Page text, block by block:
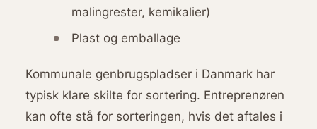
malingrester, kemikalier)
Plast og emballage
Kommunale genbrugspladser i Danmark har
typisk klare skilte for sortering. Entreprenøren
kan ofte stå for sorteringen, hvis det aftales i